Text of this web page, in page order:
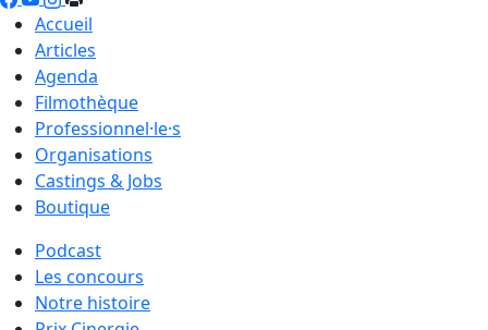
Accueil
Articles
Agenda
Filmothèque
Professionnel·le·s
Organisations
Castings & Jobs
Boutique
Podcast
Les concours
Notre histoire